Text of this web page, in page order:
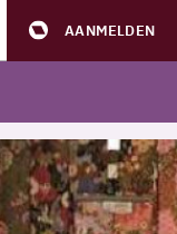
AANMELDEN